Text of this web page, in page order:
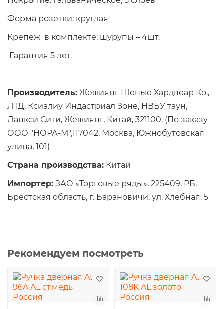
Форма розетки: круглая
Крепеж в комплекте: шурупы – 4шт.
Гарантия 5 лет.
Производитель: Жежиянг Шенью Хардвеар Ко.,
ЛТД, Ксиалиу Индастриал Зоне, НВБУ таун,
Ланкси Сити, Жежиянг, Китай, 321100. (По заказу
ООО "НОРА-М",117042, Москва, Южнобутовская
улица, 101)
Страна производства: Китай
Импортер: ЗАО «Торговые ряды», 225409, РБ,
Брестская область, г. Барановичи, ул. Хлебная, 5
Рекомендуем посмотреть